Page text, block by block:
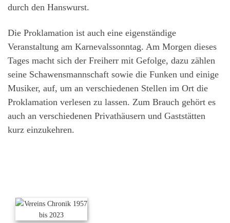
durch den Hanswurst.
Die Proklamation ist auch eine eigenständige
Veranstaltung am Karnevalssonntag. Am Morgen dieses
Tages macht sich der Freiherr mit Gefolge, dazu zählen
seine Schawensmannschaft sowie die Funken und einige
Musiker, auf, um an verschiedenen Stellen im Ort die
Proklamation verlesen zu lassen. Zum Brauch gehört es
auch an verschiedenen Privathäusern und Gaststätten
kurz einzukehren.